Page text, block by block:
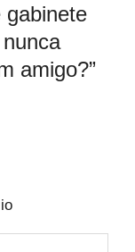
gabinete
amigo?”